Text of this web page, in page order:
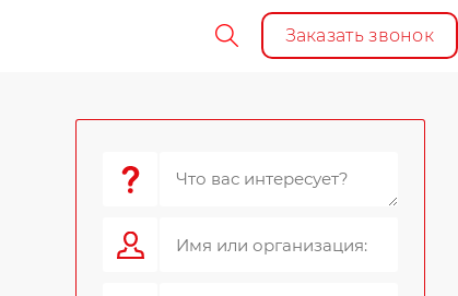
Заказать звонок